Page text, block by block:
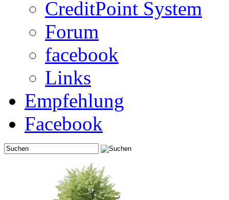
CreditPoint System
Forum
facebook
Links
Empfehlung
Facebook